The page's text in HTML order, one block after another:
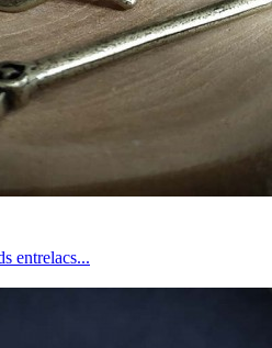
entrelacs...